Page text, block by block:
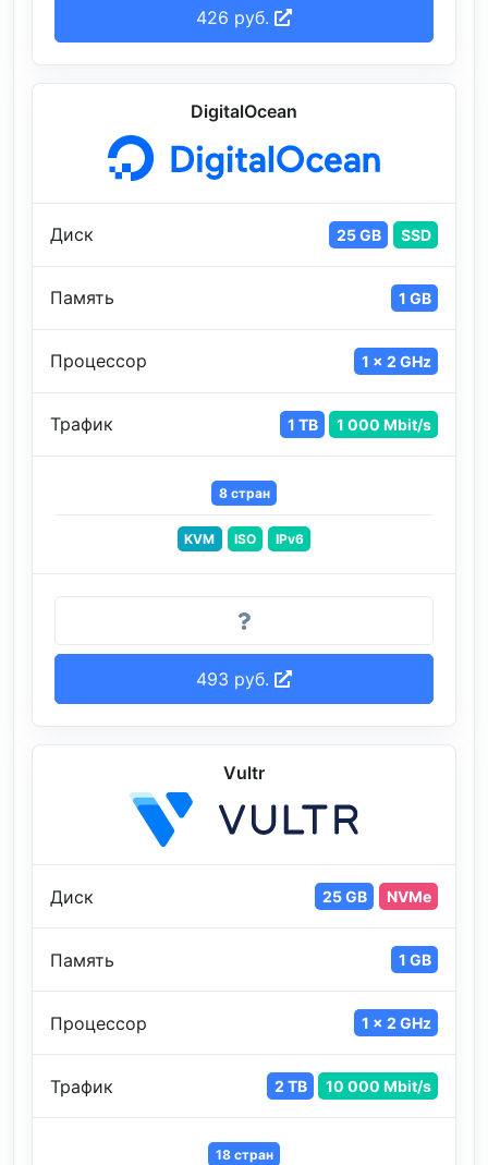
426 руб.
DigitalOcean
Диск 25 GB SSD
Память 1 GB
Процессор 1 x 2 GHz
Трафик 1 TB 1 000 Mbit/s
8 стран
KVM ISO IPv6
493 руб.
Vultr
Диск 25 GB NVMe
Память 1 GB
Процессор 1 x 2 GHz
Трафик 2 TB 10 000 Mbit/s
18 стран